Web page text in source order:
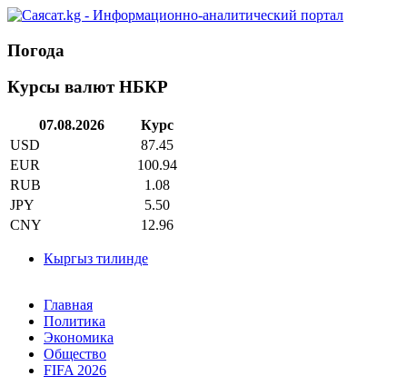
Погода
Курсы валют НБКР
07.08.2026
Курс
USD
87.45
EUR
100.94
RUB
1.08
JPY
5.50
CNY
12.96
Кыргыз тилинде
Главная
Политика
Экономика
Общество
FIFA 2026